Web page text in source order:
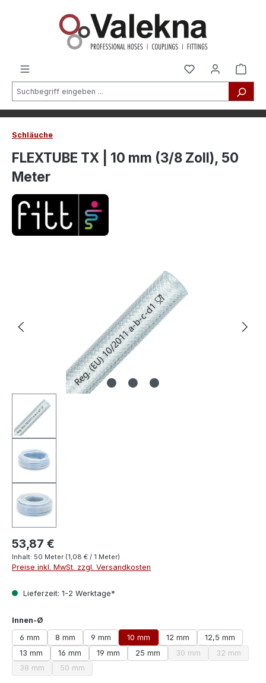
Schläuche
FLEXTUBE TX | 10 mm (3/8 Zoll), 50
Meter
53,87 €
Inhalt: 50 Meter (1,08 € / 1 Meter)
Preise inkl. MwSt. zzgl. Versandkosten
Lieferzeit: 1-2 Werktage*
Innen-Ø
6 mm
8 mm 9 mm 10 mm 12 mm
12,5 mm
13 mm
16 mm 19 mm 25 mm 30 mm
(Diese Option ist
32 mm
(Diese
38 mm
(Diese Option ist zurzeit nicht verfügbar.)
50 mm
(Diese Option ist zurzeit nicht verfügbar.)